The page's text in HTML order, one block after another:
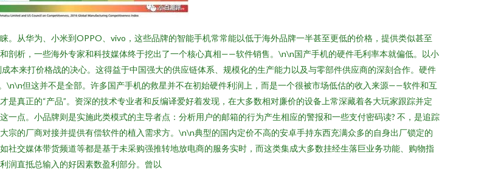
。从华为、小米到OPPO、vivo，这些品牌的智能手机常常能以低于海外品牌一半甚至更低的价格，提供类似甚至
剖析，一些海外专家和科技媒体终于挖出了一个核心真相——软件销售。\n\n国产手机的硬件毛利率本就偏低。以小
本来打价格战的决心。这得益于中国强大的供应链体系、规模化的生产能力以及与零部件供应商的深刻合作。硬件
\n\n但这并不是全部。许多国产手机的救星并不在初始硬件利润上，而是一个很被市场低估的收入来源——软件和互
真正的“产品”。资深的技术专业者和反编译爱好着发现，在大多数相对廉价的设备上常深藏着各大玩家跟踪并定
点。小品牌则是实施此类模式的主导者点：分析用户的邮箱的行为产生相应的警报和一些支付密码读? 不，是追踪
宗的厂商对接并提供有偿软件的植入需求方。\n\n典型的国内定价不高的安卓手持东西充满众多的自身出厂锁定的
交媒体带货频道等都是基于未采购强推转地放电商的服务实时，而这类集成大多数挂经生落巨业务功能、购物指
润直抵总输入的好因素数盈利部分。曾以